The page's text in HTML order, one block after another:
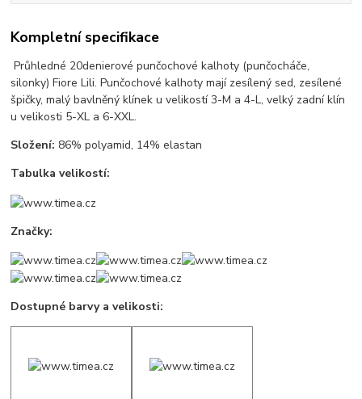
Kompletní specifikace
Průhledné 20denierové punčochové kalhoty (punčocháče,
silonky) Fiore Lili. Punčochové kalhoty mají zesílený sed, zesílené
špičky, malý bavlněný klínek u velikostí 3-M a 4-L, velký zadní klín
u velikosti 5-XL a 6-XXL.
Složení: 86% polyamid, 14% elastan
Tabulka velikostí:
Značky:
Dostupné barvy a velikosti: